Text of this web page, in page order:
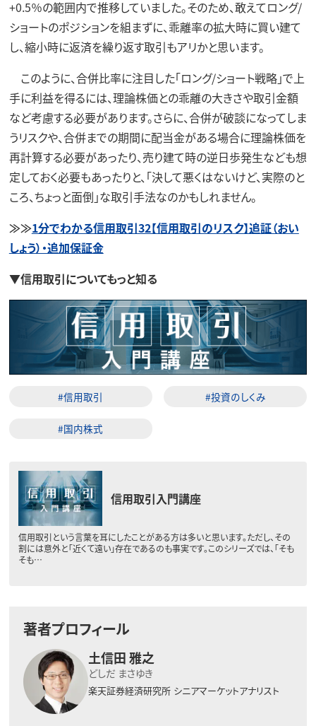
+0.5％の範囲内で推移していました。そのため、敢えてロング/
ショートのポジションを組まずに、乖離率の拡大時に買い建て
し、縮小時に返済を繰り返す取引もアリかと思います。
このように、合併比率に注目した「ロング/ショート戦略」で上
手に利益を得るには、理論株価との乖離の大きさや取引金額
など考慮する必要があります。さらに、合併が破談になってしま
うリスクや、合併までの期間に配当金がある場合に理論株価を
再計算する必要があったり、売り建て時の逆日歩発生なども想
定しておく必要もあったりと、「決して悪くはないけど、実際のと
ころ、ちょっと面倒」な取引手法なのかもしれません。
≫≫1分でわかる信用取引32【信用取引のリスク】追証（おい
しょう）・追加保証金
▼信用取引についてもっと知る
#信用取引 #投資のしくみ
#国内株式
信用取引入門講座
信用取引という言葉を耳にしたことがある方は多いと思います。ただし、その
割には意外と「近くて遠い」存在であるのも事実です。このシリーズでは、「そも
そも…
著者プロフィール
土信田 雅之
どしだ まさゆき
楽天証券経済研究所 シニアマーケットアナリスト